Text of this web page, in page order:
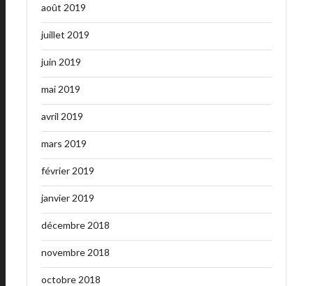
août 2019
juillet 2019
juin 2019
mai 2019
avril 2019
mars 2019
février 2019
janvier 2019
décembre 2018
novembre 2018
octobre 2018